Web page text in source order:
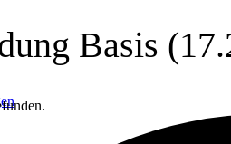
Basis